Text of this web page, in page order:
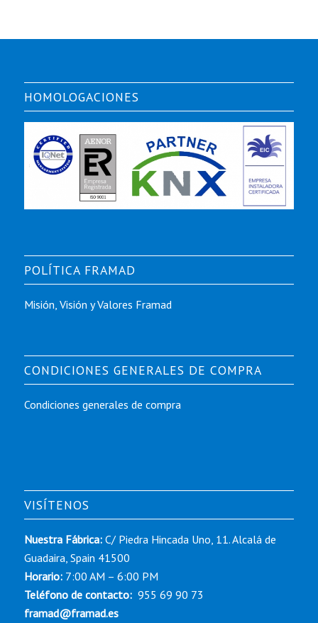
HOMOLOGACIONES
POLÍTICA FRAMAD
Misión, Visión y Valores Framad
CONDICIONES GENERALES DE COMPRA
Condiciones generales de compra
VISÍTENOS
Nuestra Fábrica:C/ Piedra Hincada Uno, 11. Alcalá de
Guadaira, Spain 41500
Horario: 7:00 AM – 6:00 PM
Teléfono de contacto: 955 69 90 73
framad@framad.es